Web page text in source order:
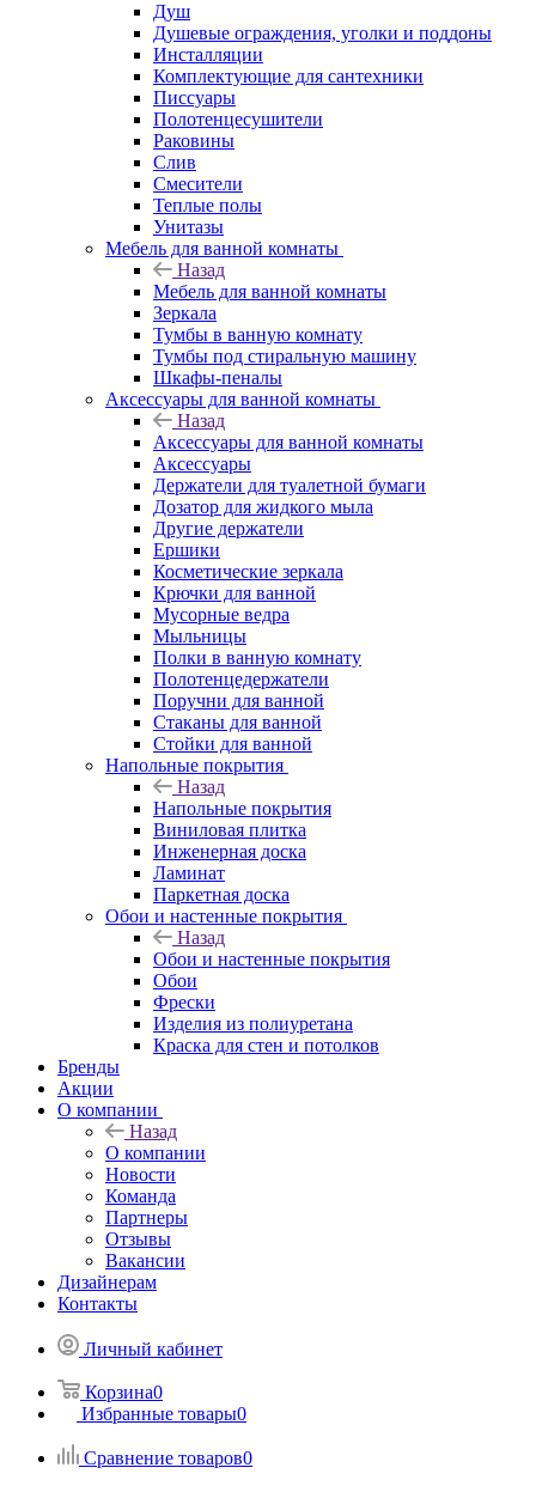
Душ
Душевые ограждения, уголки и поддоны
Инсталляции
Комплектующие для сантехники
Писсуары
Полотенцесушители
Раковины
Слив
Смесители
Теплые полы
Унитазы
Мебель для ванной комнаты
Назад
Мебель для ванной комнаты
Зеркала
Тумбы в ванную комнату
Тумбы под стиральную машину
Шкафы-пеналы
Аксессуары для ванной комнаты
Назад
Аксессуары для ванной комнаты
Аксессуары
Держатели для туалетной бумаги
Дозатор для жидкого мыла
Другие держатели
Ершики
Косметические зеркала
Крючки для ванной
Мусорные ведра
Мыльницы
Полки в ванную комнату
Полотенцедержатели
Поручни для ванной
Стаканы для ванной
Стойки для ванной
Напольные покрытия
Назад
Напольные покрытия
Виниловая плитка
Инженерная доска
Ламинат
Паркетная доска
Обои и настенные покрытия
Назад
Обои и настенные покрытия
Обои
Фрески
Изделия из полиуретана
Краска для стен и потолков
Бренды
Акции
О компании
Назад
О компании
Новости
Команда
Партнеры
Отзывы
Вакансии
Дизайнерам
Контакты
Личный кабинет
Корзина0
Избранные товары0
Сравнение товаров0